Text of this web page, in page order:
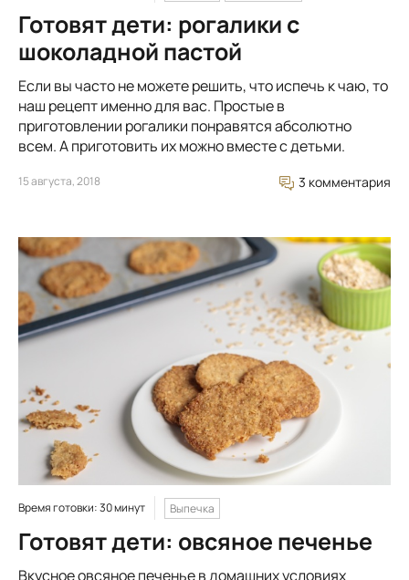
Готовят дети: рогалики с
шоколадной пастой
Если вы часто не можете решить, что испечь к чаю, то
наш рецепт именно для вас. Простые в
приготовлении рогалики понравятся абсолютно
всем. А приготовить их можно вместе с детьми.
15 августа, 2018 3 комментария
Время готовки: 30 минут Выпечка
Готовят дети: овсяное печенье
Вкусное овсяное печенье в домашних условиях